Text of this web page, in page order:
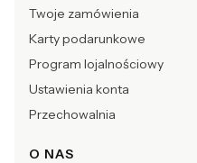
Twoje zamówienia
Karty podarunkowe
Program lojalnościowy
Ustawienia konta
Przechowalnia
O NAS